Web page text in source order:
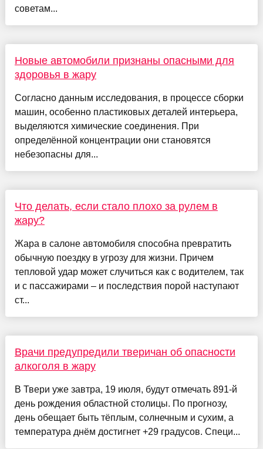
советам...
Новые автомобили признаны опасными для
здоровья в жару
Согласно данным исследования, в процессе сборки
машин, особенно пластиковых деталей интерьера,
выделяются химические соединения. При
определённой концентрации они становятся
небезопасны для...
Что делать, если стало плохо за рулем в
жару?
Жара в салоне автомобиля способна превратить
обычную поездку в угрозу для жизни. Причем
тепловой удар может случиться как с водителем, так
и с пассажирами – и последствия порой наступают
ст...
Врачи предупредили тверичан об опасности
алкоголя в жару
В Твери уже завтра, 19 июля, будут отмечать 891-й
день рождения областной столицы. По прогнозу,
день обещает быть тёплым, солнечным и сухим, а
температура днём достигнет +29 градусов. Специ...